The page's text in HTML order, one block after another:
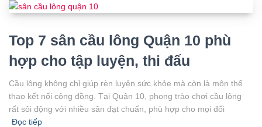
Top 7 sân cầu lông Quận 10 phù
hợp cho tập luyện, thi đấu
Cầu lông không chỉ giúp rèn luyện sức khỏe mà còn là môn thể
thao kết nối cộng đồng. Tại Quận 10, phong trào chơi cầu lông
rất sôi động với nhiều sân đạt chuẩn, phù hợp cho mọi đối
Đọc tiếp